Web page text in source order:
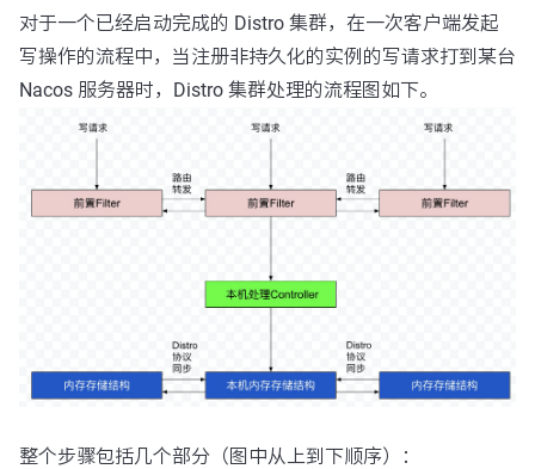
对于一个已经启动完成的 Distro 集群，在一次客户端发起
写操作的流程中，当注册非持久化的实例的写请求打到某台
Nacos 服务器时，Distro 集群处理的流程图如下。
整个步骤包括几个部分（图中从上到下顺序）：